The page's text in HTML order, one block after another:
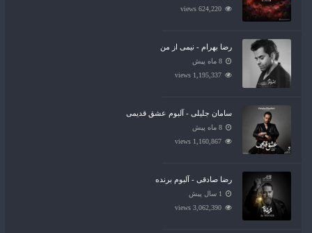
624,220 views
رضا بهرام - نیمی از من
8 ماه پیش
1,195,337 views
سامان جلیلی - آلبوم عشق قدیمی
8 ماه پیش
1,160,867 views
رضا صادقی - آلبوم برنده
1 سال پیش
3,062,390 views